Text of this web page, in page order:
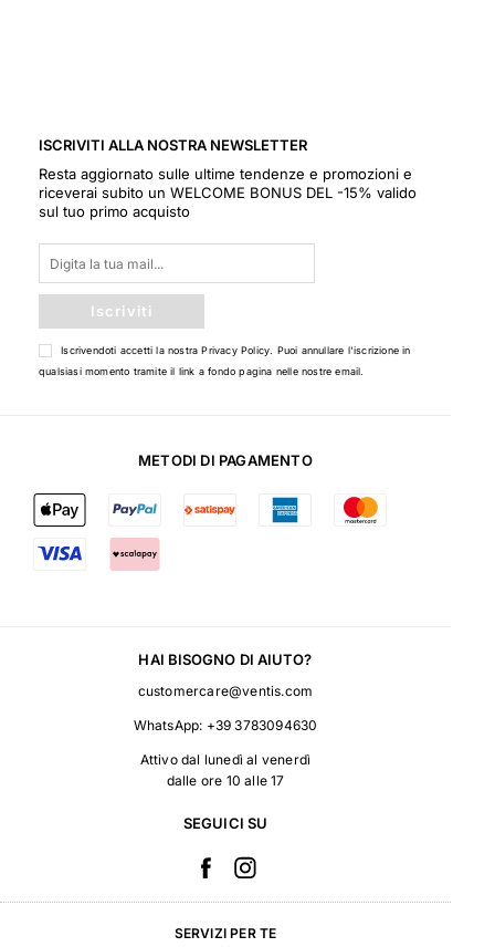
ISCRIVITI ALLA NOSTRA NEWSLETTER
Resta aggiornato sulle ultime tendenze e promozioni e
riceverai subito un WELCOME BONUS DEL -15% valido
sul tuo primo acquisto
Iscriviti
Iscrivendoti accetti la nostraPrivacy Policy . Puoi annullare l'iscrizione in
qualsiasi momento tramite il link a fondo pagina nelle nostre email.
METODI DI PAGAMENTO
HAI BISOGNO DI AIUTO?
customercare@ventis.com
WhatsApp: +39 3783094630
Attivo dal lunedì al venerdì
dalle ore 10 alle 17
SEGUICI SU
SERVIZI PER TE